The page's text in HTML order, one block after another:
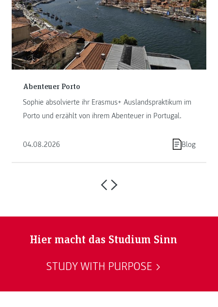
Abenteuer Porto
Sophie absolvierte ihr Erasmus+ Auslandspraktikum im
Porto und erzählt von ihrem Abenteuer in Portugal.
04.08.2026 Blog
Hier macht das Studium Sinn
STUDY WITH PURPOSE